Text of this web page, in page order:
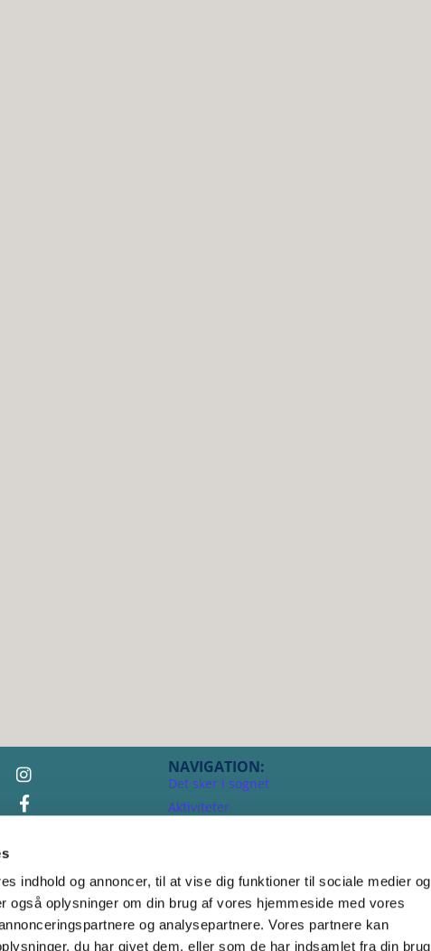
indhold og annoncer, til at vise dig funktioner til sociale medier og
også oplysninger om din brug af vores hjemmeside med vores
og analysepartnere. Vores partnere kan
du har givet dem, eller som de har indsamlet fra din brug
NAVIGATION:
Det sker i sognet
Aktiviteter
Om Torup Sogn
Kontakt
Lynæs Kirke 125 år